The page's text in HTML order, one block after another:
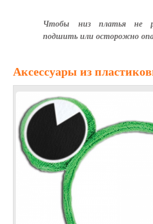
Чтобы низ платья не
подшить или осторожно
Аксессуары из